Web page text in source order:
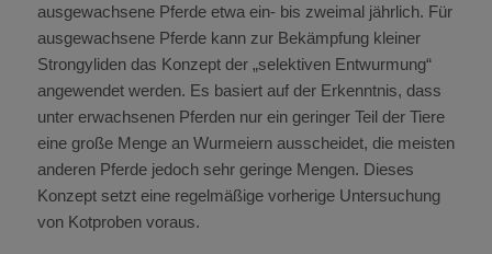
ausgewachsene Pferde etwa ein- bis zweimal jährlich. Für
ausgewachsene Pferde kann zur Bekämpfung kleiner
Strongyliden das Konzept der „selektiven Entwurmung“
angewendet werden. Es basiert auf der Erkenntnis, dass
unter erwachsenen Pferden nur ein geringer Teil der Tiere
eine große Menge an Wurmeiern ausscheidet, die meisten
anderen Pferde jedoch sehr geringe Mengen. Dieses
Konzept setzt eine regelmäßige vorherige Untersuchung
von Kotproben voraus.